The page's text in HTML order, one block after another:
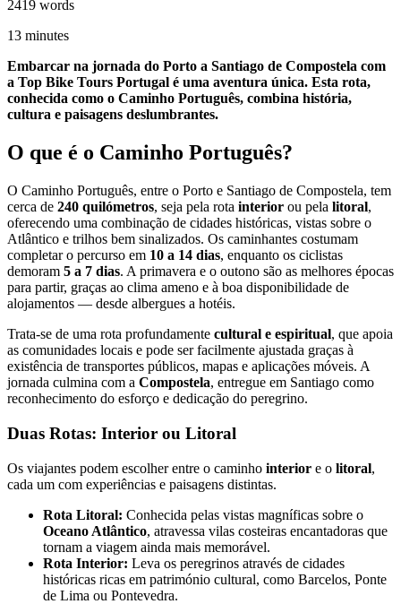
8 Dias|4/5
2419 words
13 minutes
Embarcar na jornada do Porto a Santiago de Compostela com
a Top Bike Tours Portugal é uma aventura única. Esta rota,
conhecida como o Caminho Português, combina história,
cultura e paisagens deslumbrantes.
O que é o Caminho Português?
O Caminho Português, entre o Porto e Santiago de Compostela, tem
cerca de 240 quilómetros, seja pela rota interior ou pela litoral,
oferecendo uma combinação de cidades históricas, vistas sobre o
Atlântico e trilhos bem sinalizados. Os caminhantes costumam
completar o percurso em 10 a 14 dias, enquanto os ciclistas
demoram 5 a 7 dias. A primavera e o outono são as melhores épocas
para partir, graças ao clima ameno e à boa disponibilidade de
alojamentos — desde albergues a hotéis.
Trata‑se de uma rota profundamente cultural e espiritual, que apoia
as comunidades locais e pode ser facilmente ajustada graças à
existência de transportes públicos, mapas e aplicações móveis. A
jornada culmina com a Compostela, entregue em Santiago como
reconhecimento do esforço e dedicação do peregrino.
Duas Rotas: Interior ou Litoral
Os viajantes podem escolher entre o caminho interior e o litoral,
cada um com experiências e paisagens distintas.
Rota Litoral: Conhecida pelas vistas magníficas sobre o
Oceano Atlântico, atravessa vilas costeiras encantadoras que
tornam a viagem ainda mais memorável.
Rota Interior: Leva os peregrinos através de cidades
históricas ricas em património cultural, como Barcelos, Ponte
de Lima ou Pontevedra.